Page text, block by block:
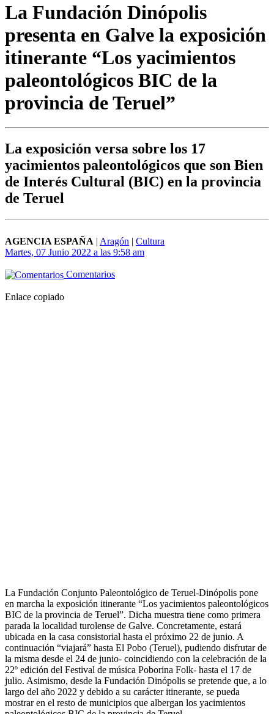
La Fundación Dinópolis
presenta en Galve la exposición
itinerante “Los yacimientos
paleontológicos BIC de la
provincia de Teruel”
La exposición versa sobre los 17
yacimientos paleontológicos que son Bien
de Interés Cultural (BIC) en la provincia
de Teruel
AGENCIA ESPAÑA | Aragón | Cultura
Martes, 07 Junio 2022 a las 9:58 am
Comentarios
Enlace copiado
La Fundación Conjunto Paleontológico de Teruel-Dinópolis pone
en marcha la exposición itinerante “Los yacimientos paleontológicos
BIC de la provincia de Teruel”. Dicha muestra tiene como primera
parada la localidad turolense de Galve. Concretamente, estará
ubicada en la casa consistorial hasta el próximo 22 de junio. A
continuación “viajará” hasta El Pobo (Teruel), pudiendo disfrutar de
la misma desde el 24 de junio- coincidiendo con la celebración de la
22º edición del Festival de música Poborina Folk- hasta el 17 de
julio. Asimismo, desde la Fundación Dinópolis se pretende que, a lo
largo del año 2022 y debido a su carácter itinerante, se pueda
mostrar en el resto de municipios que albergan los yacimientos